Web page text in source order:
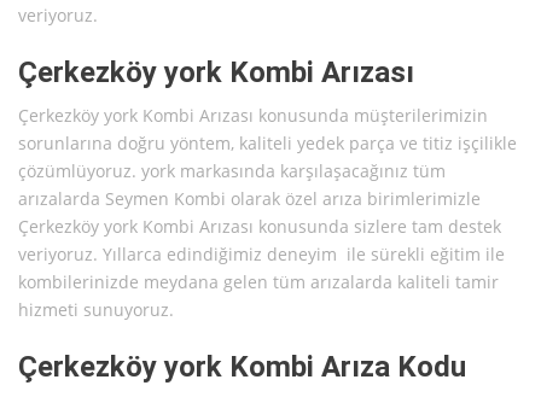
veriyoruz.
Çerkezköy york Kombi Arızası
Çerkezköy york Kombi Arızası konusunda müşterilerimizin
sorunlarına doğru yöntem, kaliteli yedek parça ve titiz işçilikle
çözümlüyoruz. york markasında karşılaşacağınız tüm
arızalarda Seymen Kombi olarak özel arıza birimlerimizle
Çerkezköy york Kombi Arızası konusunda sizlere tam destek
veriyoruz. Yıllarca edindiğimiz deneyim ile sürekli eğitim ile
kombilerinizde meydana gelen tüm arızalarda kaliteli tamir
hizmeti sunuyoruz.
Çerkezköy york Kombi Arıza Kodu